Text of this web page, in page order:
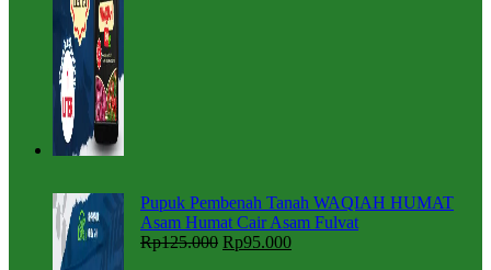
Pupuk Pembenah Tanah WAQIAH HUMAT
Asam Humat Cair Asam Fulvat
Rp125.000 Rp95.000